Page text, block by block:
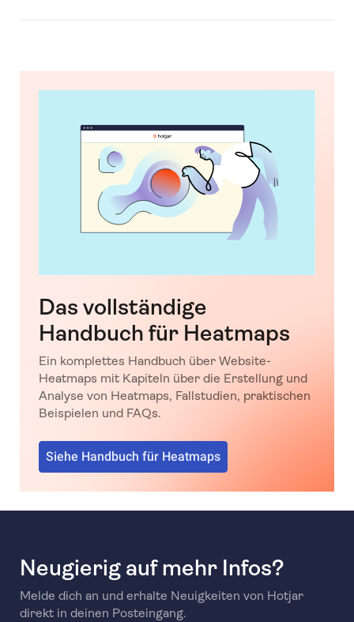
Das vollständige
Handbuch für Heatmaps
Ein komplettes Handbuch über Website-
Heatmaps mit Kapiteln über die Erstellung und
Analyse von Heatmaps, Fallstudien, praktischen
Beispielen und FAQs.
Siehe Handbuch für Heatmaps
Neugierig auf mehr Infos?
Melde dich an und erhalte Neuigkeiten von Hotjar
direkt in deinen Posteingang.